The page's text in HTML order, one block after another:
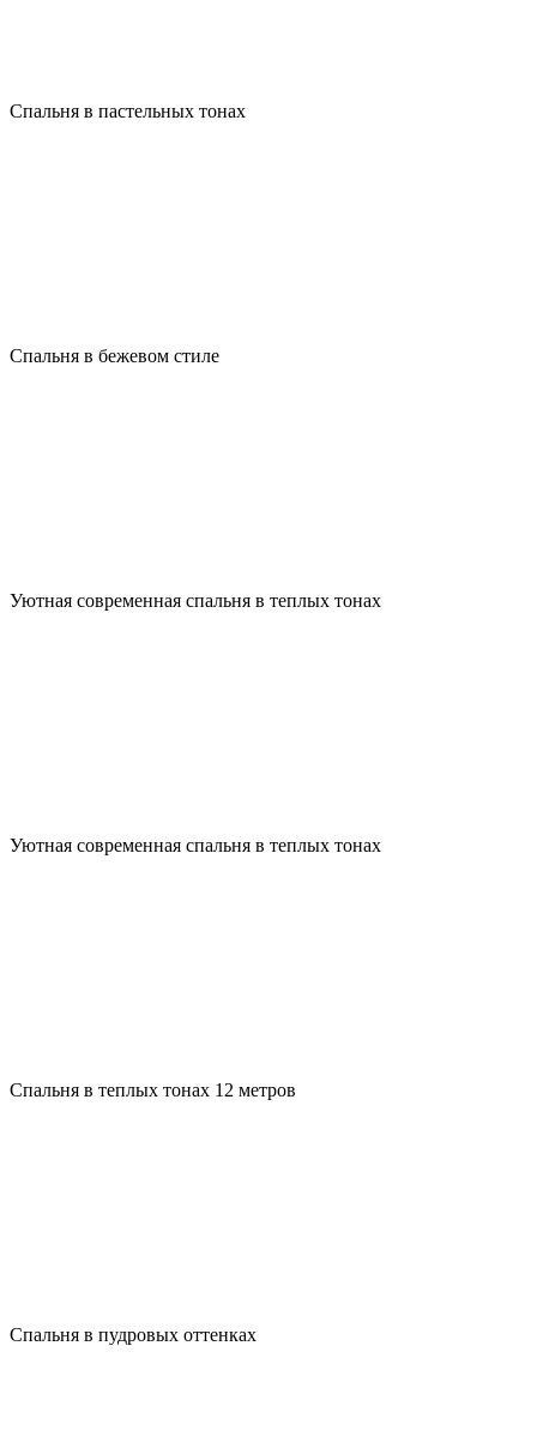
Спальня в пастельных тонах
Спальня в бежевом стиле
Уютная современная спальня в теплых тонах
Уютная современная спальня в теплых тонах
Спальня в теплых тонах 12 метров
Спальня в пудровых оттенках